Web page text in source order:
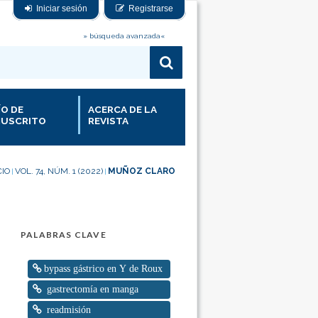
Iniciar sesión Registrarse
» búsqueda avanzada«
DE
ACERCA DE LA
REVISTA
VOL. 74, NÚM. 1 (2022) MUÑOZ CLARO
PALABRAS CLAVE
bypass gástrico en Y de Roux
gastrectomía en manga
readmisión